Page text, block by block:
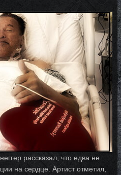
рассказал, что едва не
на сердце. Артист отметил,